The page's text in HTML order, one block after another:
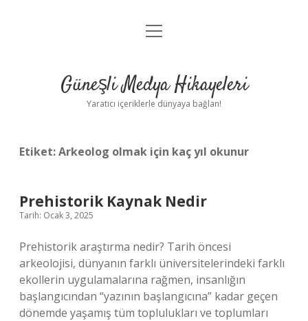
Anasayfa
Yasal Uyarı
menüyü
Güneşli Medya Hikayeleri
Yaratıcı içeriklerle dünyaya bağlan!
Etiket:Arkeolog olmak için kaç yıl okunur
Prehistorik Kaynak Nedir
Tarih: Ocak 3, 2025
Prehistorik araştırma nedir? Tarih öncesi
arkeolojisi, dünyanın farklı üniversitelerindeki farklı
ekollerin uygulamalarına rağmen, insanlığın
başlangıcından “yazının başlangıcına” kadar geçen
dönemde yaşamış tüm toplulukları ve toplumları